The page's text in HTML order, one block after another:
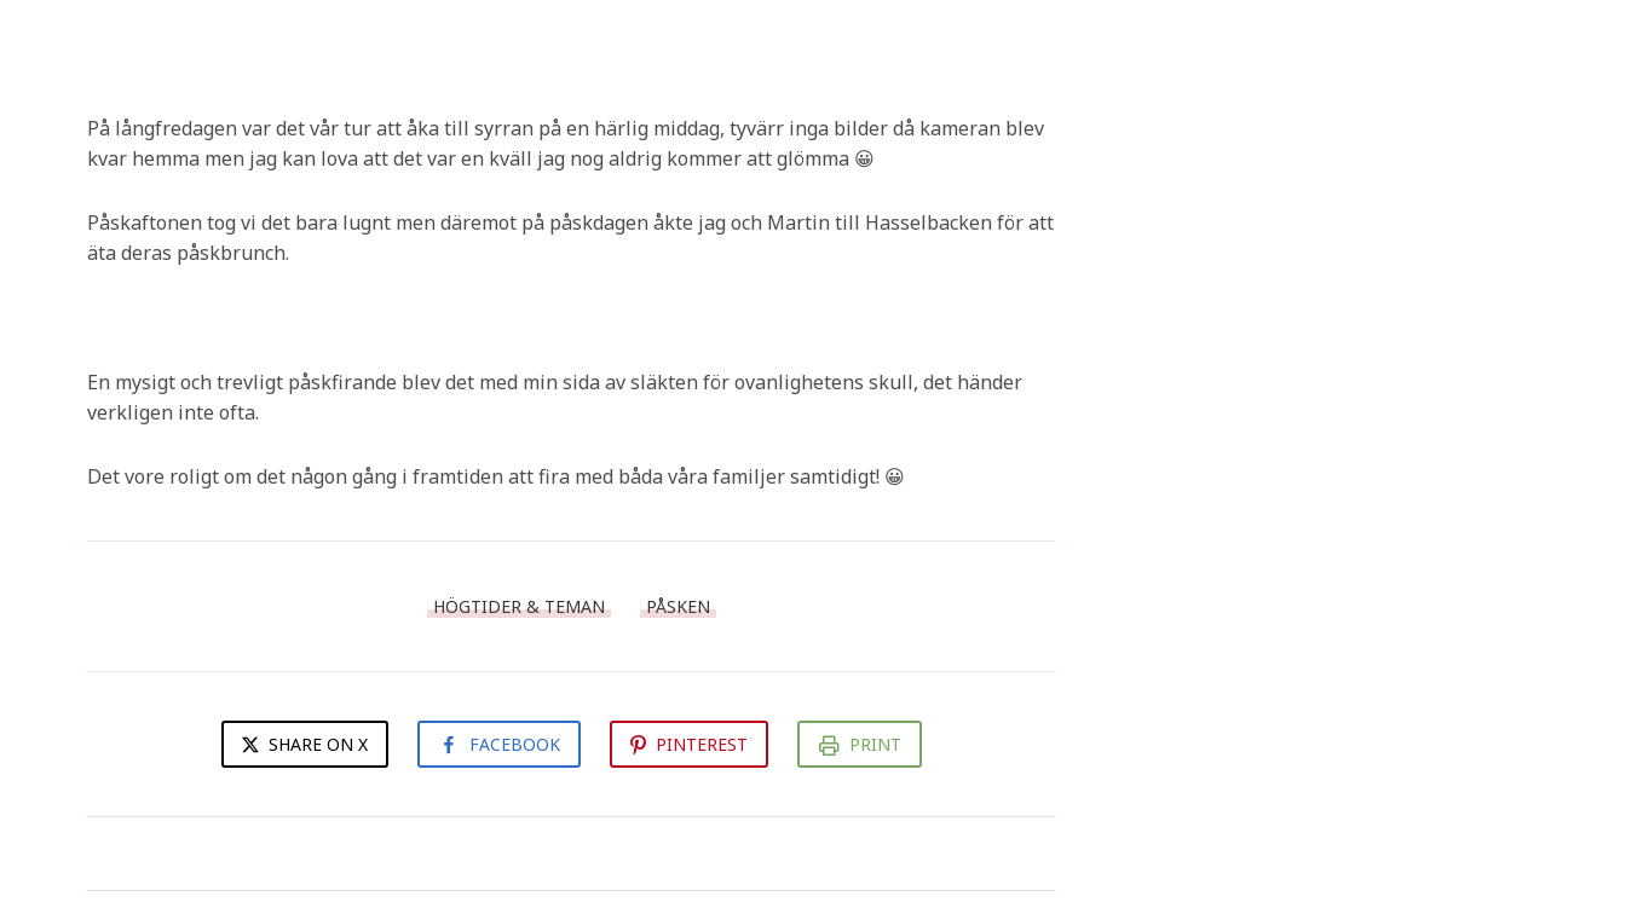
På långfredagen var det vår tur att åka till syrran på en härlig middag, tyvärr inga bilder då kameran blev
kvar hemma men jag kan lova att det var en kväll jag nog aldrig kommer att glömma 😀
Påskaftonen tog vi det bara lugnt men däremot på påskdagen åkte jag och Martin till Hasselbacken för att
äta deras påskbrunch.
En mysigt och trevligt påskfirande blev det med min sida av släkten för ovanlighetens skull, det händer
verkligen inte ofta.
Det vore roligt om det någon gång i framtiden att fira med båda våra familjer samtidigt! 😀
HÖGTIDER & TEMAN PÅSKEN
SHARE ON X FACEBOOK PINTEREST PRINT
mangosorbet